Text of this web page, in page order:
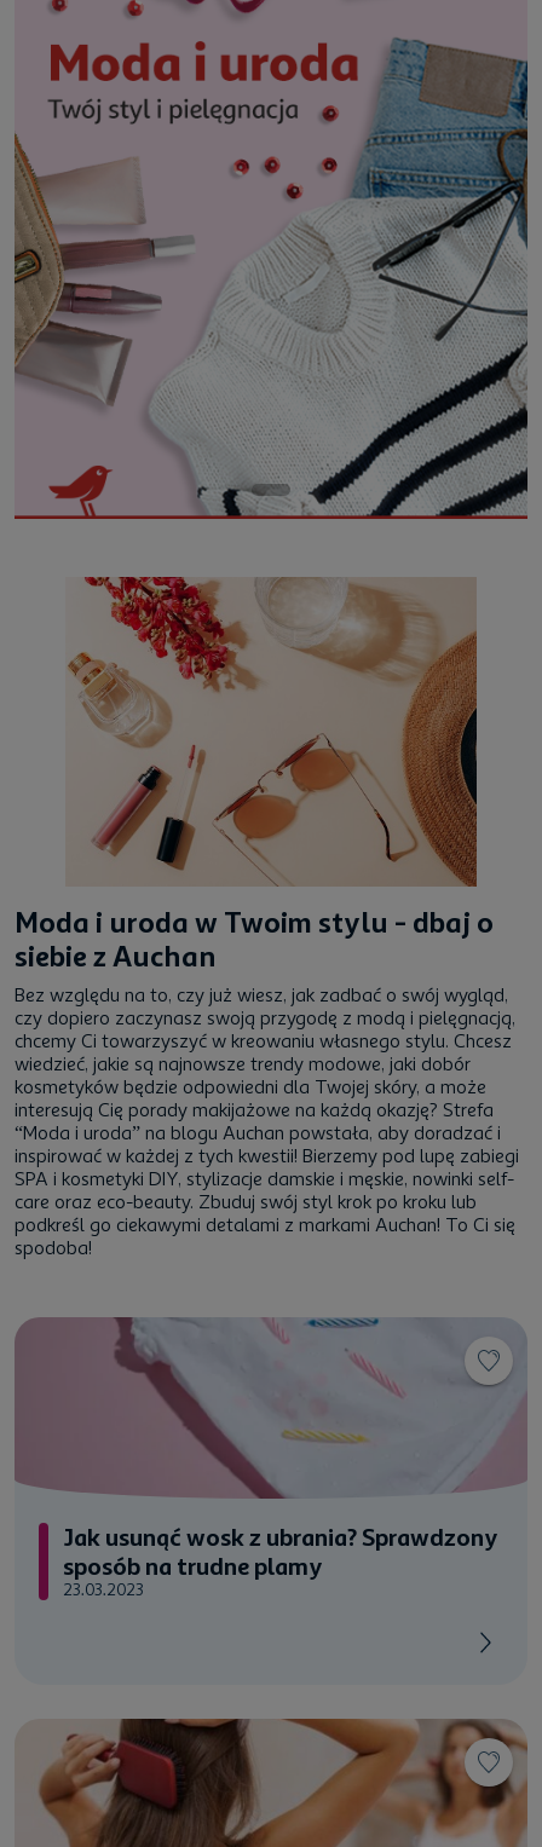
Moda i uroda w Twoim stylu - dbaj o
siebie z Auchan
Bez względu na to, czy już wiesz, jak zadbać o swój wygląd,
czy dopiero zaczynasz swoją przygodę z modą i pielęgnacją,
chcemy Ci towarzyszyć w kreowaniu własnego stylu. Chcesz
wiedzieć, jakie są najnowsze trendy modowe, jaki dobór
kosmetyków będzie odpowiedni dla Twojej skóry, a może
interesują Cię porady makijażowe na każdą okazję? Strefa
“Moda i uroda” na blogu Auchan powstała, aby doradzać i
inspirować w każdej z tych kwestii! Bierzemy pod lupę zabiegi
SPA i kosmetyki DIY, stylizacje damskie i męskie, nowinki self-
care oraz eco-beauty. Zbuduj swój styl krok po kroku lub
podkreśl go ciekawymi detalami z markami Auchan! To Ci się
spodoba!
Jak usunąć wosk z ubrania? Sprawdzony
sposób na trudne plamy
23.03.2023